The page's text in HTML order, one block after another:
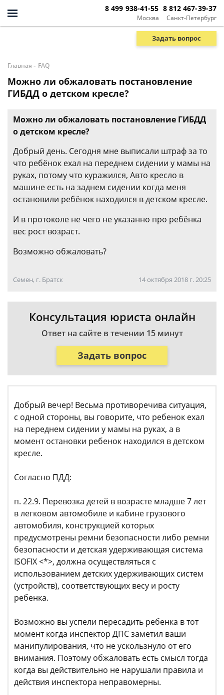
Москва
8 499 938-41-55
Санкт-Петербург
8 812 467-39-37
Задать вопрос
Главная - FAQ
Можно ли обжаловать постановление
ГИБДД о детском кресле?
Можно ли обжаловать постановление ГИБДД
о детском кресле?
Добрый день. Сегодня мне выписали штраф за то
что ребёнок ехал на переднем сидении у мамы на
руках, потому что куражился, Авто кресло в
машине есть на заднем сидении когда меня
остановили ребёнок находился в детском кресле.
И в протоколе не чего не указанно про ребёнка
вес рост возраст.
Возможно обжаловать?
Семен, г. Братск 14 октября 2018 г. 20:25
Консультация юриста онлайн
Ответ на сайте в течении 15 минут
Задать вопрос
Добрый вечер! Весьма противоречива ситуация,
с одной стороны, вы говорите, что ребенок ехал
на переднем сидении у мамы на руках, а в
момент остановки ребенок находился в детском
кресле.
Согласно ПДД:
п. 22.9. Перевозка детей в возрасте младше 7 лет
в легковом автомобиле и кабине грузового
автомобиля, конструкцией которых
предусмотрены ремни безопасности либо ремни
безопасности и детская удерживающая система
ISOFIX <*>, должна осуществляться с
использованием детских удерживающих систем
(устройств), соответствующих весу и росту
ребенка.
Возможно вы успели пересадить ребенка в тот
момент когда инспектор ДПС заметил ваши
манипулирования, что не ускользнуло от его
внимания. Поэтому обжаловать есть смысл тогда
когда вы действительно не нарушали правила и
действия инспектора неправомерны.